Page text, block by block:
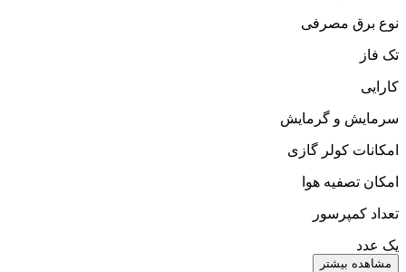
نوع برق مصرفی
تک فاز
کارایی
سرمایش و گرمایش
امکانات کولر گازی
امکان تصفیه هوا
تعداد کمپرسور
یک عدد
مشاهده بیشتر